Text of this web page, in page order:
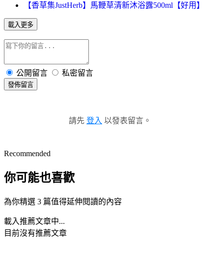
【香草集JustHerb】馬鞭草清新沐浴露500ml【好用】
載入更多
公開留言 私密留言
發佈留言
請先 登入 以發表留言。
Recommended
你可能也喜歡
為你精選 3 篇值得延伸閱讀的內容
載入推薦文章中...
目前沒有推薦文章